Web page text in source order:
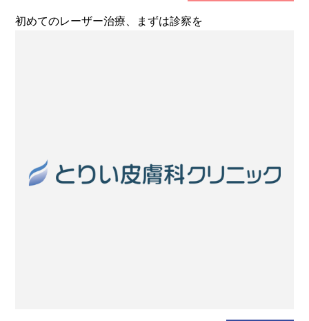
初めてのレーザー治療、まずは診察を